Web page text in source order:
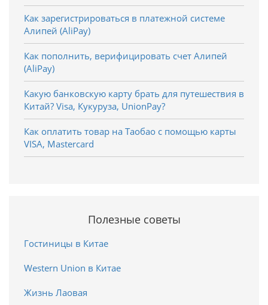
Как зарегистрироваться в платежной системе
Алипей (AliPay)
Как пополнить, верифицировать счет Алипей
(AliPay)
Какую банковскую карту брать для путешествия в
Китай? Visa, Кукуруза, UnionPay?
Как оплатить товар на Таобао с помощью карты
VISA, Mastercard
Полезные советы
Гостиницы в Китае
Western Union в Китае
Жизнь Лаовая